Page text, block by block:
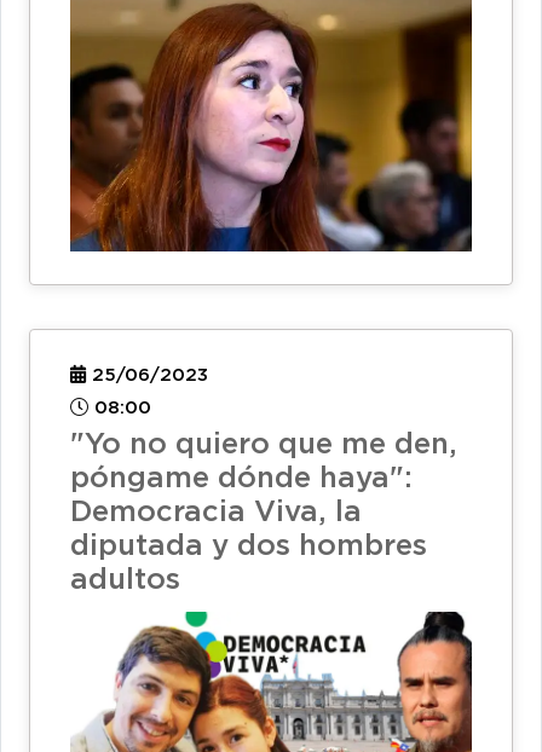
25/06/2023
08:00
"Yo no quiero que me den,
póngame dónde haya":
Democracia Viva, la
diputada y dos hombres
adultos